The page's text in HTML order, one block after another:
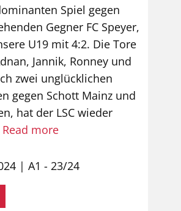
Spiel gegen
Gegner FC Speyer,
U19 mit 4:2. Die Tore
Jannik, Ronney und
zwei unglücklichen
gegen Schott Mainz und
hat der LSC wieder
Read more
A1 - 23/24